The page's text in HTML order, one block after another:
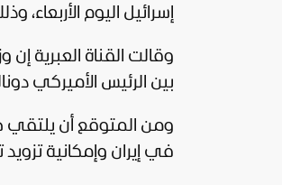
إسرائيل اليوم
وقالت القناة العبرية
بين الرئيس الأميركي
ومن المتوقع أن يلتقي
في إيران وإمكانية تزويد